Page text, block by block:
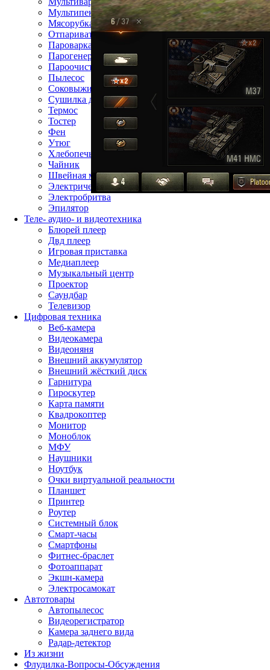
Мультипекарь
Мясорубка
Отпариватель
Пароварка
Парогенератор
Пароочиститель
Пылесос
Соковыжималка
Сушилка для фруктов
Термос
Тостер
Фен
Утюг
Хлебопечь
Чайник
Швейная машина
Электрическая зубная щётка
Электробритва
Эпилятор
Теле- аудио- и видеотехника
Блюрей плеер
Двд плеер
Игровая приставка
Медиаплеер
Музыкальный центр
Проектор
Саундбар
Телевизор
Цифровая техника
Веб-камера
Видеокамера
Видеоняня
Внешний аккумулятор
Внешний жёсткий диск
Гарнитура
Гироскутер
Карта памяти
Квадрокоптер
Монитор
Моноблок
МФУ
Наушники
Ноутбук
Очки виртуальной реальности
Планшет
Принтер
Роутер
Системный блок
Смарт-часы
Смартфоны
Фитнес-браслет
Фотоаппарат
Экшн-камера
Электросамокат
Автотовары
Автопылесос
Видеорегистратор
Камера заднего вида
Радар-детектор
Из жизни
Флудилка-Вопросы-Обсуждения